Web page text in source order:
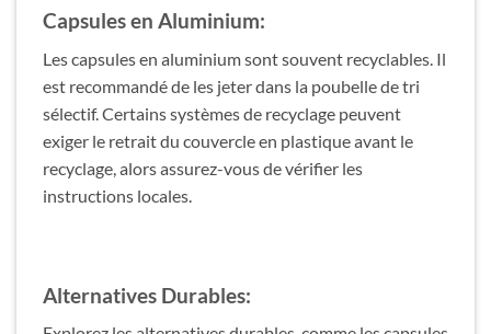
Capsules en Aluminium:
Les capsules en aluminium sont souvent recyclables. Il
est recommandé de les jeter dans la poubelle de tri
sélectif. Certains systèmes de recyclage peuvent
exiger le retrait du couvercle en plastique avant le
recyclage, alors assurez-vous de vérifier les
instructions locales.
Alternatives Durables: